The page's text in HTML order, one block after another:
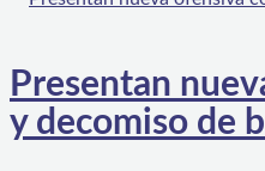
Presentan
y decomiso de